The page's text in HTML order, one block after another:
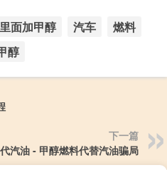
面加甲醇 汽车
燃料
醇
下一篇
汽油 - 甲醇燃料代替汽油骗局